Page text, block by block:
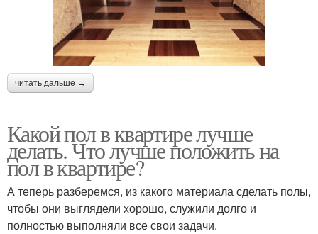
читать дальше →
Какой пол в квартире лучше
делать. Что лучше положить на
пол в квартире?
А теперь разберемся, из какого материала сделать полы,
чтобы они выглядели хорошо, служили долго и
полностью выполняли все свои задачи.